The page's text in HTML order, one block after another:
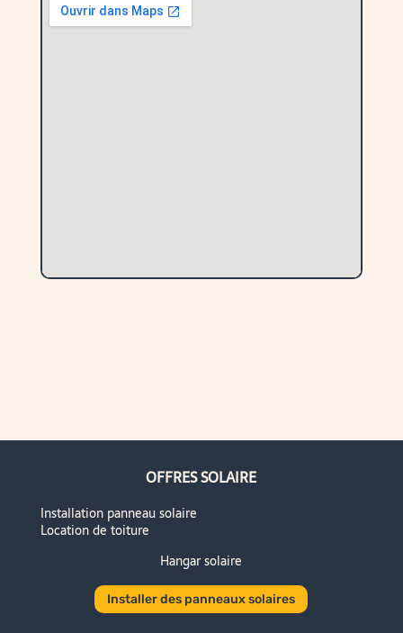
OFFRES SOLAIRE
Installation panneau solaire
Location de toiture
Hangar solaire
Installer des panneaux solaires